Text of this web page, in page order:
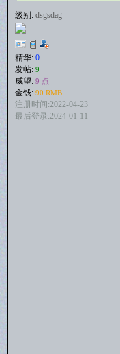
级别: dsgsdag
精华: 0
发帖: 9
威望: 9 点
金钱: 90 RMB
注册时间:2022-04-23
最后登录:2024-01-11